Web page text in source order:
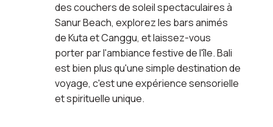
des couchers de soleil spectaculaires à
Sanur Beach, explorez les bars animés
de Kuta et Canggu, et laissez-vous
porter par l'ambiance festive de l'île. Bali
est bien plus qu'une simple destination de
voyage, c'est une expérience sensorielle
et spirituelle unique.